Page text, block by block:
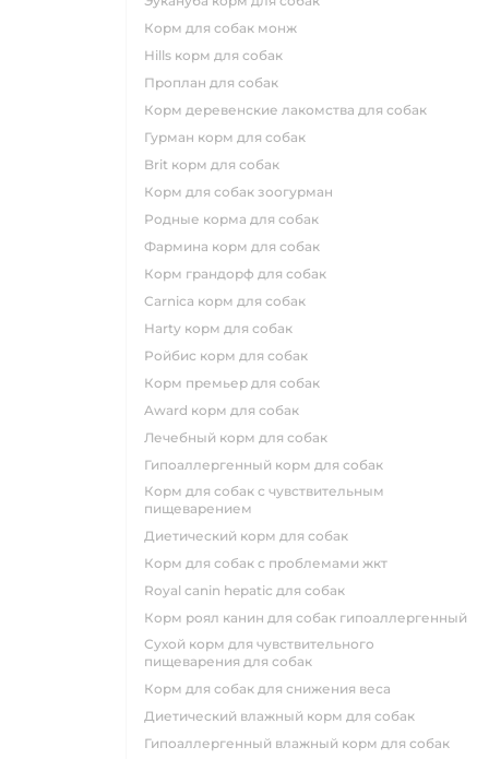
корм для собак монж
hills корм для собак
проплан для собак
корм деревенские лакомства для собак
гурман корм для собак
brit корм для собак
корм для собак зоогурман
родные корма для собак
фармина корм для собак
корм грандорф для собак
carnica корм для собак
harty корм для собак
ройбис корм для собак
корм премьер для собак
award корм для собак
лечебный корм для собак
гипоаллергенный корм для собак
корм для собак с чувствительным
пищеварением
диетический корм для собак
корм для собак с проблемами жкт
royal canin hepatic для собак
корм роял канин для собак гипоаллергенный
сухой корм для чувствительного
пищеварения для собак
корм для собак для снижения веса
диетический влажный корм для собак
гипоаллергенный влажный корм для собак